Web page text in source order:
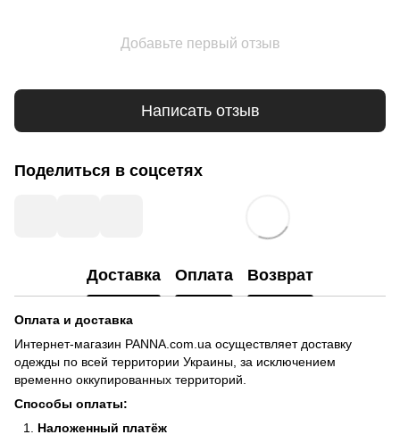
Добавьте первый отзыв
Написать отзыв
Поделиться в соцсетях
Доставка Оплата Возврат
Оплата и доставка
Интернет-магазин PANNA.com.ua осуществляет доставку
одежды по всей территории Украины, за исключением
временно оккупированных территорий.
Способы оплаты:
Наложенный платёж